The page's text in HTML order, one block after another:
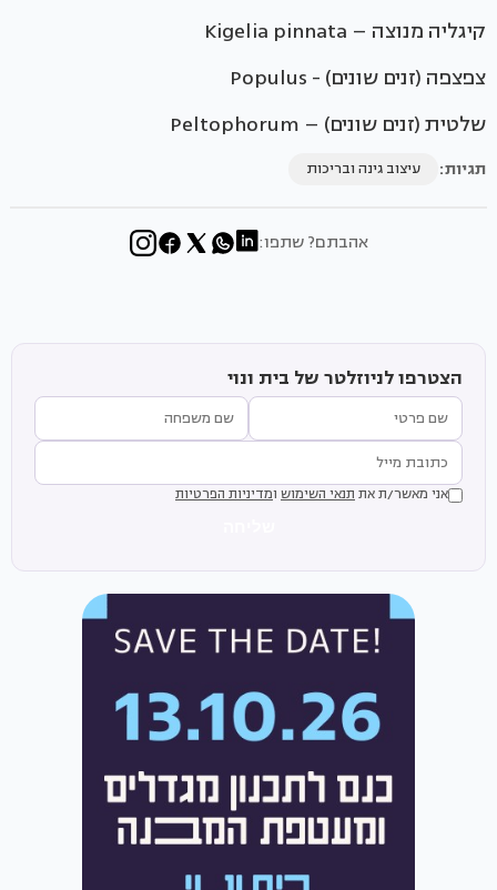
קיגליה מנוצה – Kigelia pinnata
צפצפה (זנים שונים) - Populus
שלטית (זנים שונים) – Peltophorum
תגיות: עיצוב גינה ובריכות
אהבתם? שתפו:
הצטרפו לניוזלטר של בית ונוי
אני מאשר/ת את תנאי השימוש ומדיניות הפרטיות